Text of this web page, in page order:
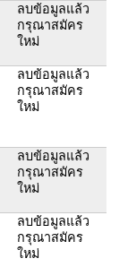
ลบข้อมูลแล้ว
กรุณาสมัคร
ใหม่
ลบข้อมูลแล้ว
กรุณาสมัคร
ใหม่
ลบข้อมูลแล้ว
กรุณาสมัคร
ใหม่
ลบข้อมูลแล้ว
กรุณาสมัคร
ใหม่